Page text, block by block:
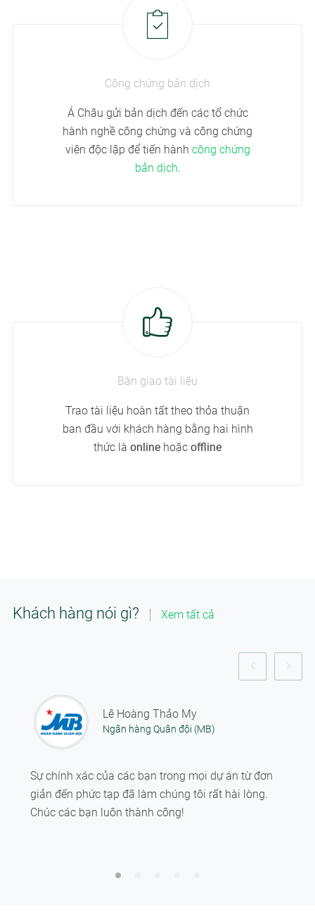
Công chứng bản dịch
Á Châu gửi bản dịch đến các tổ chức
hành nghề công chứng và công chứng
viên độc lập để tiến hành công chứng
bản dịch.
Bàn giao tài liệu
Trao tài liệu hoàn tất theo thỏa thuận
ban đầu với khách hàng bằng hai hình
thức là online hoặc offline
Khách hàng nói gì? Xem tất cả
Lê Hoàng Thảo My
Ngân hàng Quân đội (MB)
Sự chính xác của các bạn trong mọi dự án từ đơn
giản đến phức tạp đã làm chúng tôi rất hài lòng.
Chúc các bạn luôn thành công!